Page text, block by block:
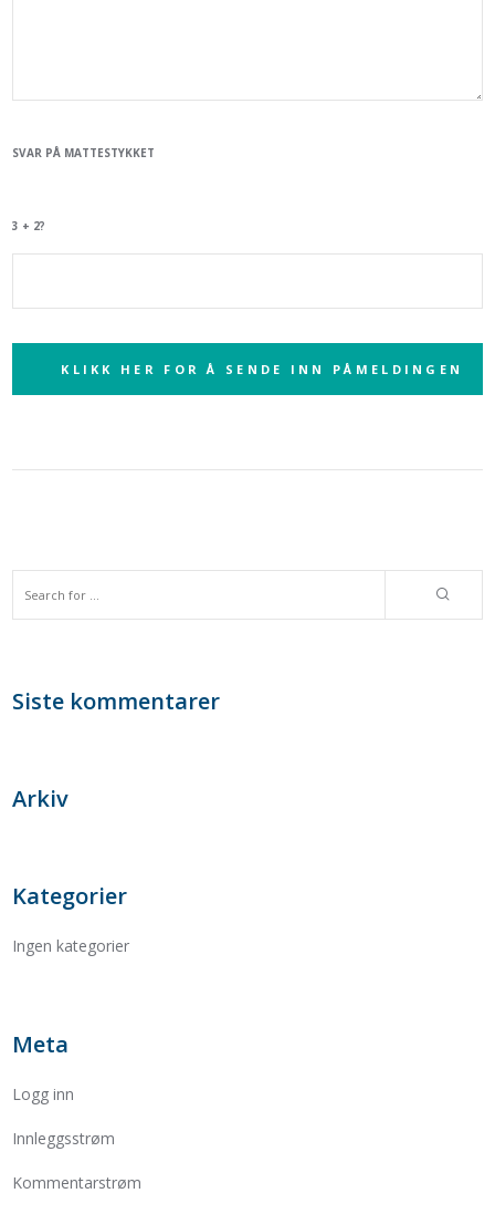
SVAR PÅ MATTESTYKKET
3 + 2?
Siste kommentarer
Arkiv
Kategorier
Ingen kategorier
Meta
Logg inn
Innleggsstrøm
Kommentarstrøm